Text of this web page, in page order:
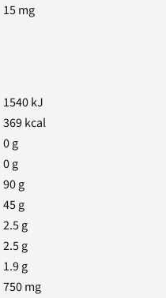
15mg
1540kJ
369kcal
0g
0g
90g
45g
2.5g
2.5g
1.9g
750mg